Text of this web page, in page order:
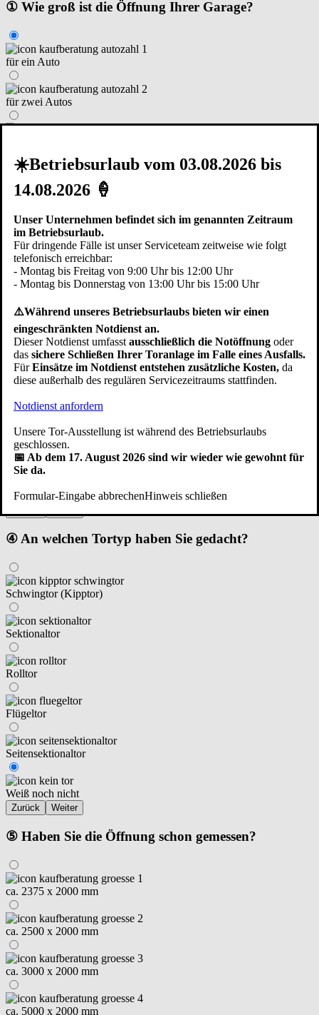
① Wie groß ist die Öffnung Ihrer Garage?
für ein Auto
für zwei Autos
Weiter
② Um was für ein Vorhaben handelt es sich?
Renovierung I Modernisierung
Neubau – Garage steht schon
Neubau – in der Planungsphase
Zurück Weiter
③ Die Garage ist...
neben dem Haus angebaut/freistehend
eine Fertiggarage
④ An welchen Tortyp haben Sie gedacht?
Schwingtor (Kipptor)
Sektionaltor
Rolltor
Flügeltor
Seitensektionaltor
Weiß noch nicht
Zurück Weiter
⑤ Haben Sie die Öffnung schon gemessen?
ca. 2375 x 2000 mm
ca. 2500 x 2000 mm
ca. 3000 x 2000 mm
ca. 5000 x 2000 mm
☀️Betriebsurlaub vom 03.08.2026 bis
14.08.2026 🍦
Unser Unternehmen befindet sich im genannten Zeitraum
im Betriebsurlaub.
Für dringende Fälle ist unser Serviceteam zeitweise wie folgt
telefonisch erreichbar:
- Montag bis Freitag von 9:00 Uhr bis 12:00 Uhr
- Montag bis Donnerstag von 13:00 Uhr bis 15:00 Uhr
⚠️Während unseres Betriebsurlaubs bieten wir einen
eingeschränkten Notdienst an.
Dieser Notdienst umfasstausschließlich die Notöffnung oder
das sichere Schließen Ihrer Toranlage im Falle eines Ausfalls.
FürEinsätze im Notdienst entstehen zusätzliche Kosten, da
diese außerhalb des regulären Servicezeitraums stattfinden.
Notdienst anfordern
Unsere Tor-Ausstellung ist während des Betriebsurlaubs
geschlossen.
📅 Ab dem 17. August 2026 sind wir wieder wie gewohnt für
Sie da.
Formular-Eingabe abbrechenHinweis schließen